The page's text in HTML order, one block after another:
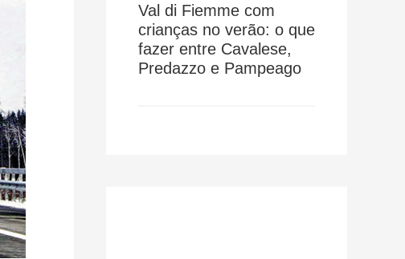
Val di Fiemme com
crianças no verão: o que
fazer entre Cavalese,
Predazzo e Pampeago